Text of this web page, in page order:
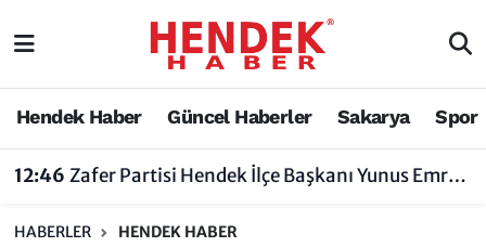
Hendek Haber Güncel Haberler Sakarya Spor
12:46 Zafer Partisi Hendek İlçe Başkanı Yunus Emre Uzun'dan Tartışma Yaratan Açıklamaya Tepki
HABERLER HENDEK HABER
Hendek Haber
Hendek Haber
Sakarya Nöbetçi Eczaneler
Sakarya Trafik Yoğunluk Haritası